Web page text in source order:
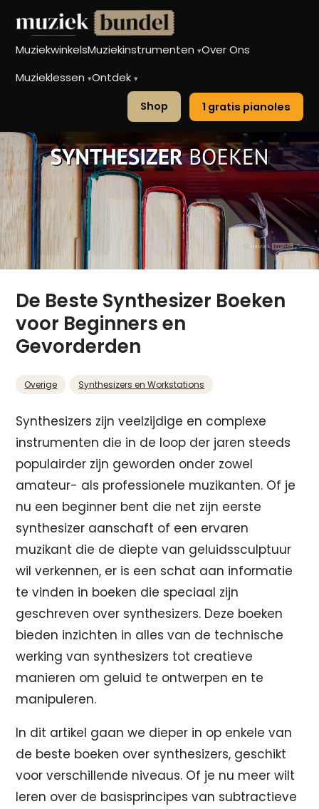
MuziekwinkelsMuziekinstrumenten▾Over Ons
Muzieklessen▾Ontdek▾
Shop 1 gratis pianoles
De Beste Synthesizer Boeken
voor Beginners en
Gevorderden
Overige Synthesizers en Workstations
Synthesizers zijn veelzijdige en complexe
instrumenten die in de loop der jaren steeds
populairder zijn geworden onder zowel
amateur- als professionele muzikanten. Of je
nu een beginner bent die net zijn eerste
synthesizer aanschaft of een ervaren
muzikant die de diepte van geluidssculptuur
wil verkennen, er is een schat aan informatie
te vinden in boeken die speciaal zijn
geschreven over synthesizers. Deze boeken
bieden inzichten in alles van de technische
werking van synthesizers tot creatieve
manieren om geluid te ontwerpen en te
manipuleren.
In dit artikel gaan we dieper in op enkele van
de beste boeken over synthesizers, geschikt
voor verschillende niveaus. Of je nu meer wilt
leren over de basisprincipes van subtractieve